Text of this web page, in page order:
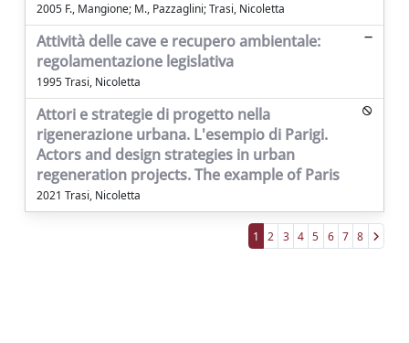
2005 F., Mangione; M., Pazzaglini; Trasi, Nicoletta
Attività delle cave e recupero ambientale:
regolamentazione legislativa
1995 Trasi, Nicoletta
Attori e strategie di progetto nella
rigenerazione urbana. L'esempio di Parigi.
Actors and design strategies in urban
regeneration projects. The example of Paris
2021 Trasi, Nicoletta
1 2 3 4 5 6 7 8